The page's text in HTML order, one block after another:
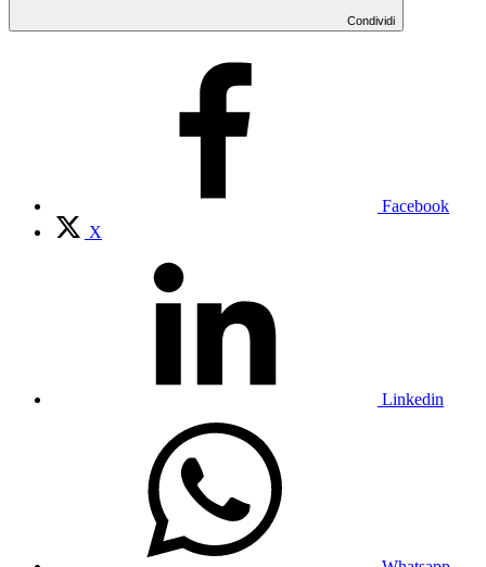
Condividi
Facebook
X
Linkedin